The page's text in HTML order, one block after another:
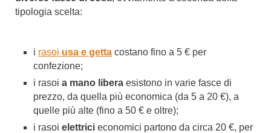
tipologia scelta:
i rasoi usa e getta costano fino a 5 € per
confezione;
i rasoia mano libera esistono in varie fasce di
prezzo, da quella più economica (da 5 a 20 €), a
quelle più alte (fino a 50 € e oltre);
i rasoielettrici economici partono da circa 20 €, per